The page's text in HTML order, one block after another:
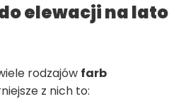
elewacji na lato
rodzajów farb
z nich to: